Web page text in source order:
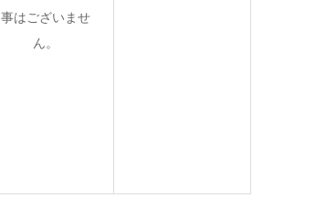
事はございませ
ん。